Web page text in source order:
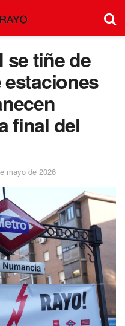
se tiñe de
final del
mayo de 2026